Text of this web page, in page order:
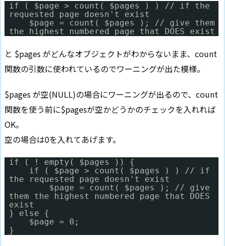
if ( $page > count( $pages ) ) // if the
requested page doesn't exist
$page = count( $pages ); // give them
the highest numbered page that DOES exist
と $pages がどんなオブジェクトがわからないまま、count
関数の引数に使われているのでワーニングが出た模様。
$pages が空(NULL)の場合にワーニングが出るので、count
関数を使う前に$pagesが空かどうかのチェックを入れれば
OK。
空の場合は0を入れてあげます。
if ( ! empty( $pages )) {
if ( $page > count( $pages ) ) // if
the requested page doesn't exist
$page = count( $pages ); // give
them the highest numbered page that DOES
exist
} else {
$page = 0;
}